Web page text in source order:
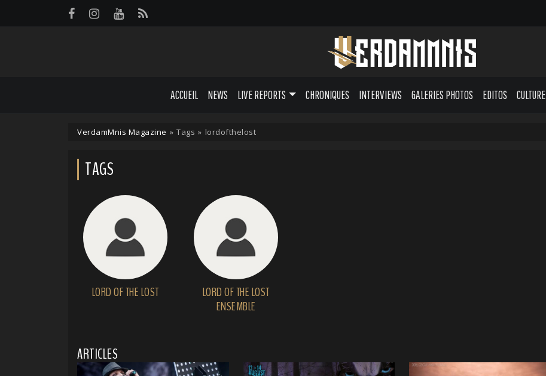
ACCUEIL NEWS LIVE REPORTS CHRONIQUES INTERVIEWS GALERIES PHOTOS EDITOS CULTURE
VerdamMnis Magazine » Tags » lordofthelost
TAGS
LORD OF THE LOST
LORD OF THE LOST
ENSEMBLE
ARTICLES
Panneau de gestion des cookies